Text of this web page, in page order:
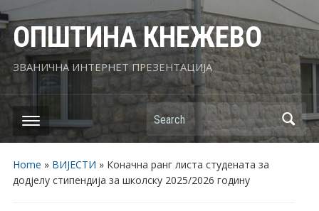
ОПШТИНА КНЕЖЕВО
ЗВАНИЧНА ИНТЕРНЕТ ПРЕЗЕНТАЦИЈА
Search
Home » ВИЈЕСТИ » Коначна ранг листа студената за
додјелу стипендија за школску 2025/2026 годину